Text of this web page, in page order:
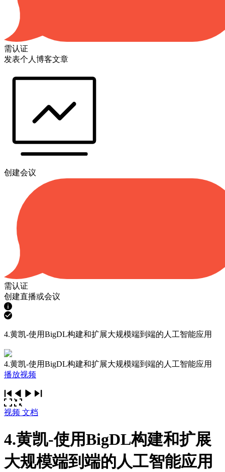
需认证
发表个人博客文章
创建会议
需认证
创建直播或会议
4.黄凯-使用BigDL构建和扩展大规模端到端的人工智能应用
4.黄凯-使用BigDL构建和扩展大规模端到端的人工智能应用
播放视频
视频 文档
4.黄凯-使用BigDL构建和扩展
大规模端到端的人工智能应用